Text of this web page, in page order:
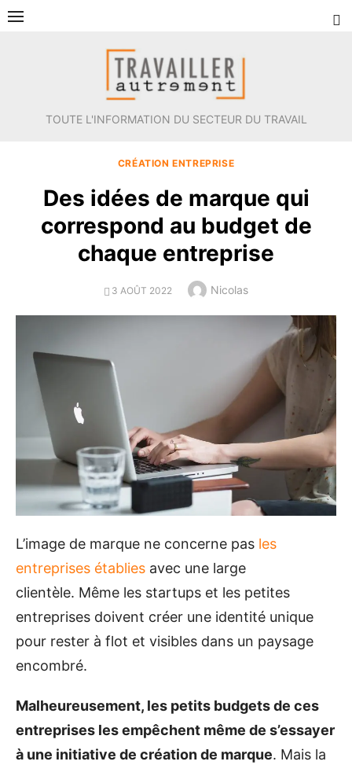
Aller
TOUTE L'INFORMATION DU SECTEUR DU TRAVAIL
CRÉATION ENTREPRISE
Des idées de marque qui
correspond au budget de
chaque entreprise
POSTED
3 AOÛT 2022 Author
Nicolas
L’image de marque ne concerne pas les
entreprises établies avec une large
clientèle. Même les startups et les petites
entreprises doivent créer une identité unique
pour rester à flot et visibles dans un paysage
encombré.
Malheureusement, les petits budgets de ces
entreprises les empêchent même de s’essayer
à une initiative de création de marque. Mais la